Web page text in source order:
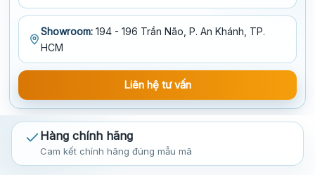
Showroom: 194 - 196 Trần Não, P. An Khánh, TP.
HCM
Liên hệ tư vấn
Hàng chính hãng
Cam kết chính hãng đúng mẫu mã